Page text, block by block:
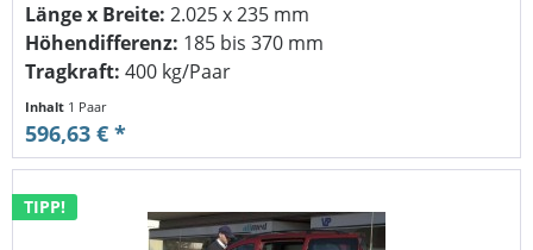
Länge x Breite: 2.025 x 235 mm
Höhendifferenz: 185 bis 370 mm
Tragkraft: 400 kg/Paar
Inhalt 1 Paar
596,63 € *
TIPP!